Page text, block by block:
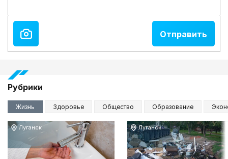
Рубрики
Жизнь Здоровье Общество Образование
Луганск Луганск